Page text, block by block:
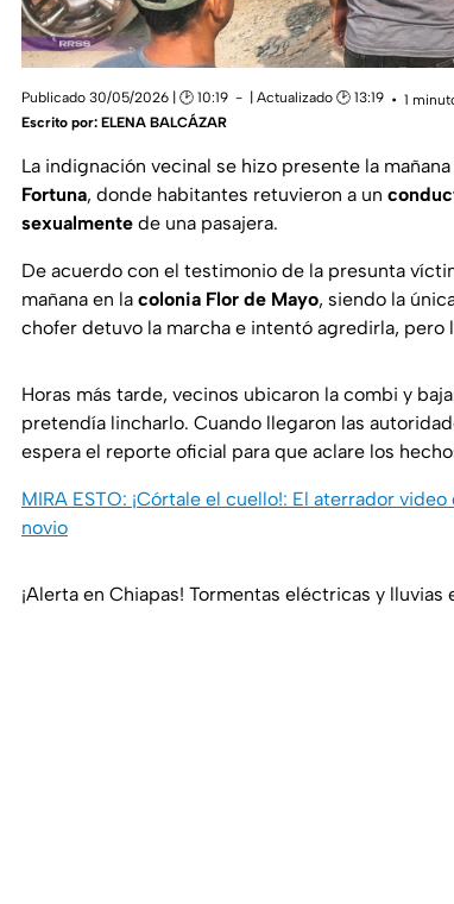
Publicado 30/05/2026 | 🕑 10:19 | Actualizado 🕑 13:19
1
Escrito por: ELENA BALCÁZAR
La indignación vecinal se hizo presente la
Fortuna, donde habitantes retuvieron a un
sexualmente de una pasajera.
De acuerdo con el testimonio de la presunta
mañana en la colonia Flor de Mayo, siendo la
chofer detuvo la marcha e intentó agredirla, pero
Horas más tarde, vecinos ubicaron la combi y
pretendía lincharlo. Cuando llegaron las
espera el reporte oficial para que aclare los
MIRA ESTO: ¡Córtale el cuello!: El aterrador
novio
¡Alerta en Chiapas! Tormentas eléctricas y lluvias